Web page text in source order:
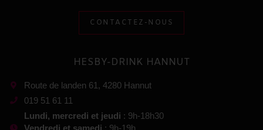
CONTACTEZ-NOUS
HESBY-DRINK HANNUT
Route de landen 61, 4280 Hannut
019 51 61 11
Lundi, mercredi et jeudi : 9h-18h30